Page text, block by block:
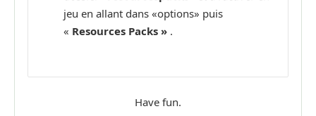
jeu en allant dans «options» puis
« Resources Packs » .
Have fun.